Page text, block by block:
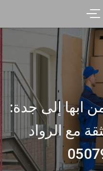
إلى جدة:
مع الرواد